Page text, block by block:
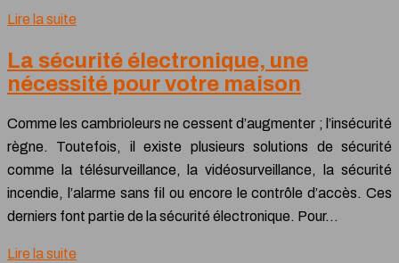
Lire la suite
La sécurité électronique, une
nécessité pour votre maison
Comme les cambrioleurs ne cessent d’augmenter ; l’insécurité
règne. Toutefois, il existe plusieurs solutions de sécurité
comme la télésurveillance, la vidéosurveillance, la sécurité
incendie, l’alarme sans fil ou encore le contrôle d’accès. Ces
derniers font partie de la sécurité électronique. Pour…
Lire la suite